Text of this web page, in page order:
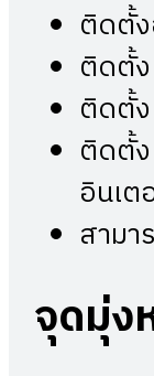
ติดตั้
ติดตั้
ติดตั้ง
ติดตั้
อินเต
สามา
จุดมุ่ง